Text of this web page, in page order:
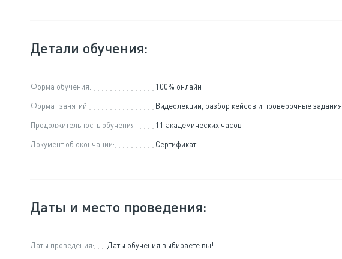
Детали обучения:
Форма обучения:
100% онлайн
Формат занятий:
Видеолекции, разбор кейсов и проверочные задания
Продолжительность обучения:
11 академических часов
Документ об окончании:
Сертификат
Даты и место проведения:
Даты проведения: Даты обучения выбираете вы!